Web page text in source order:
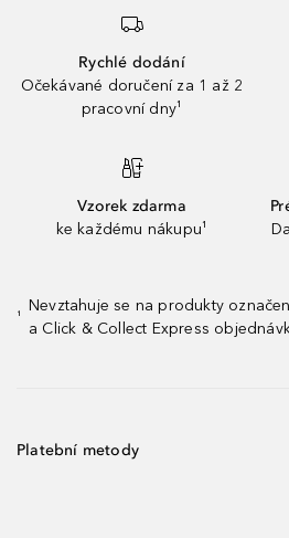
Rychlé dodání
Očekávané doručení za 1 až 2
pracovní dny¹
Vzorek zdarma
ke každému nákupu¹
¹
Nevztahuje se na produkty
a Click & Collect Express
Platební metody